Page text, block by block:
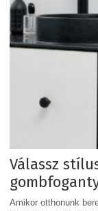
Válassz
Amikor otthonunk